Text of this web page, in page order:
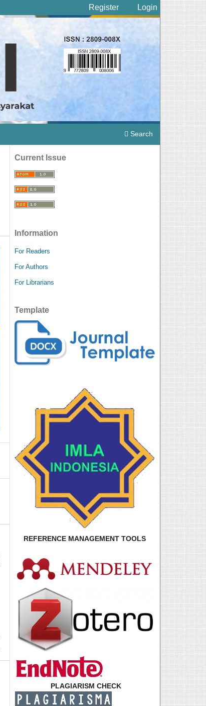
Search
Register Login
Current Issue
Information
For Readers
For Authors
For Librarians
Template
REFERENCE MANAGEMENT TOOLS
PLAGIARISM CHECK